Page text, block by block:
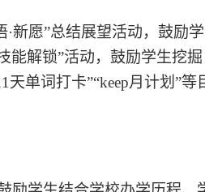
·新愿”总结展望活动，鼓励
能解锁”活动，鼓励学生挖
单词打卡”“keep月计划”